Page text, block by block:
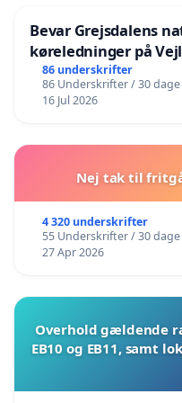
Bevar Grejsdalens
køreledninger på
86 underskrifter
86 Underskrifter / 30 dage
16 Jul 2026
Nej tak til
4 320 underskrifter
55 Underskrifter / 30 dage
27 Apr 2026
Overhold gældende
EB10 og EB11, samt